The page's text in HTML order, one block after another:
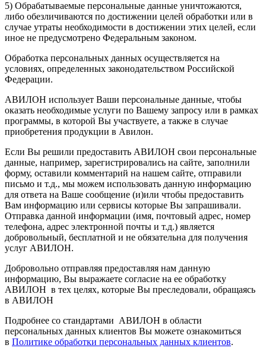
5) Обрабатываемые персональные данные уничтожаются,
либо обезличиваются по достижении целей обработки или в
случае утраты необходимости в достижении этих целей, если
иное не предусмотрено Федеральным законом.
Обработка персональных данных осуществляется на
условиях, определенных законодательством Российской
Федерации.
АВИЛОН использует Ваши персональные данные, чтобы
оказать необходимые услуги по Вашему запросу или в рамках
программы, в которой Вы участвуете, а также в случае
приобретения продукции в Авилон.
Если Вы решили предоставить АВИЛОН свои персональные
данные, например, зарегистрировались на сайте, заполнили
форму, оставили комментарий на нашем сайте, отправили
письмо и т.д., мы можем использовать данную информацию
для ответа на Ваше сообщение (и)или чтобы предоставить
Вам информацию или сервисы которые Вы запрашивали.
Отправка данной информации (имя, почтовый адрес, номер
телефона, адрес электронной почты и т.д.) является
добровольный, бесплатной и не обязательна для получения
услуг АВИЛОН.
Добровольно отправляя предоставляя нам данную
информацию, Вы выражаете согласие на ее обработку
АВИЛОН в тех целях, которые Вы преследовали, обращаясь
в АВИЛОН
Подробнее со стандартами АВИЛОН в области
персональных данных клиентов Вы можете ознакомиться
в Политике обработки персональных данных клиентов.